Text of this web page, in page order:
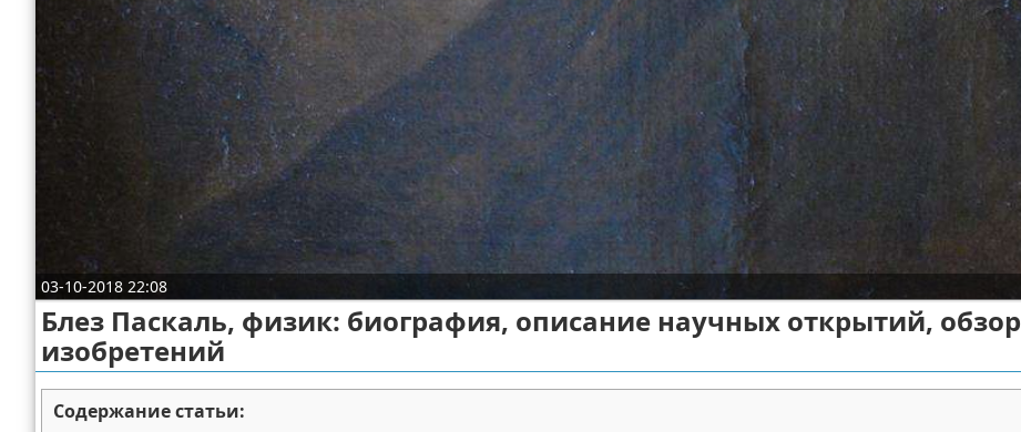
03-10-2018 22:08
Блез Паскаль, физик: биография, описание научных открытий, обзор
изобретений
Содержание статьи: